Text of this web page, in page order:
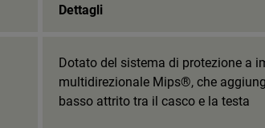
Dettagli
Dotato del sistema di protezione a
multidirezionale Mips®, che
basso attrito tra il casco e la testa